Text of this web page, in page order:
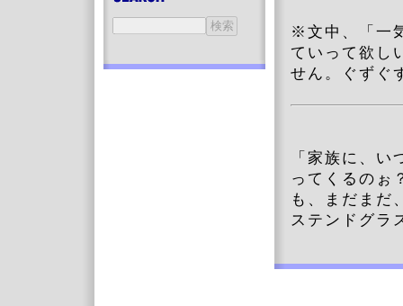
※文中、「一
ていって欲し
せん。ぐずぐ
「家族に、
ってくるの
も、まだまだ
ステンドグラ